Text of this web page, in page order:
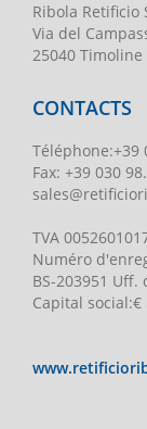
Ribola Retificio
Via del
25040 Timoline
CONTACTS
Téléphone:+39
Fax: +39 030
TVA
Numéro
BS-203951 Uff.
Capital social:€